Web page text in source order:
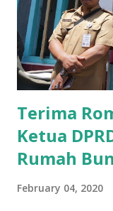
memberikan
yakin masyarakat
akrab dipanggil
MEA, seharusnya
dana pinjaman unt...
Terima
Ketua
Rumah
February 04, 2020